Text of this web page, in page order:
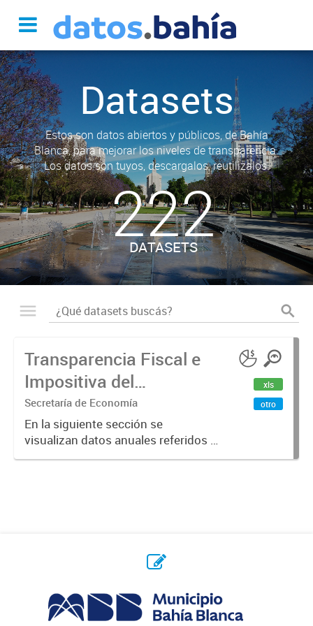
Datasets
Estos son datos abiertos y públicos, de Bahía
Blanca, para mejorar los niveles de transparencia.
Los datos son tuyos, descargalos, reutilizalos.
222
DATASETS
Transparencia Fiscal e
Impositiva del
Municipio. Año 2023
Secretaría de Economía
En la siguiente sección se
visualizan datos anuales referidos a
la transparencia fiscal e impositiva
xls
otro